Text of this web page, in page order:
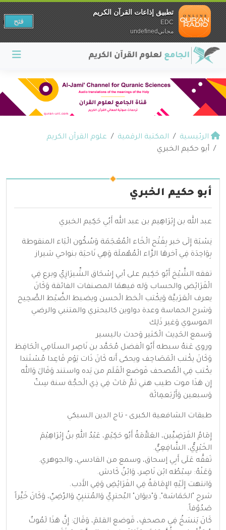
الرئيسية المكتبة الرقمية
علوم القرآن الكريم
أبو حكيم الخبري
أبو حكيم الخبري
عبد الله بن إِبْرَاهِيم بن عبد الله أَبُي حَكِيم الخبري
نِسْبَة إِلَى خبر بِفَتْح الْخَاء الْمُعْجَمَة وَسُكُون الْبَاء المنقوطة
بِوَاحِدَة فِي آخرهَا الرَّاء الْمُهْملَة وَهِي نَاحيَة بنواحي شيراز
تفقه الشَّيْخ أَبُو حَكِيم على أبي إِسْحَاق الشِّيرَازِيّ وبرع فِي
الْفَرَائِض والحساب وَله فيهمَا المصنفات الفائقة وَكَانَ
يعرف الْعَرَبيَّة وَيكْتب الْخط الْحسن ويضبط الضَّبْط الصَّحِيح
وَشرح الحماسة وعدة دواوين كالبحتري والمتنبي والرضي
الموسوي وَغير ذَلِك
وَسمع الحَدِيث الْكثير وَحدث باليسير
وروى عَنهُ سبطه أَبُو الْفضل مُحَمَّد بن نَاصِر السلَامِي الْحَافِظ
وَكَانَ يكْتب الْمَصَاحِف ويحكى أَنه كَانَ ذَات يَوْم قَاعِدا مُسْتَندا
يكْتب فِي الْمُصحف فَوضع الْقَلَم من يَده واستند وَقَالَ وَالله
إِن هَذَا موت طيب هني ثمَّ مَاتَ فِي ذِي الْحجَّة سنة سِتّ
وَسبعين وَأَرْبَعمِائَة
طبقات الشافعية الكبرى - تاج الدين السبكي
إِمَامُ الفَرَضِيِّين، العَلاَّمَةُ أَبُو حَكِيْمٍ، عَبْدُ اللهِ بنُ إِبْرَاهِيْمَ
الخَبْرِيُّ، الشَّافِعِيُّ.
تَفقَّه عَلَى أَبِي إسحاق، وسمع من القادسي، والجوهري.
وَعَنْهُ: سِبْطُه ابْن نَاصِر، وَابْنُ كَادش.
وَانتهت إِلَيْهِ الإِمَامَةُ فِي الفَرَائِضِ وَفِي الأَدب.
شرح "الحَمَاسَة", وَ"ديوَان" البُحترِيّ وَالمُتنبِيّ وَالرّضِيِّ، وَكَانَ خَيِّراً
صَدُوْقاً.
كَانَ يَنسَخُ فِي مصحفٍ، فَوضع القلمَ، وَقَالَ: إِنَّ هَذَا لَمُوتٌ
تطبيق إذاعات القرآن الكريم
EDC
مجانيundefined
فتح